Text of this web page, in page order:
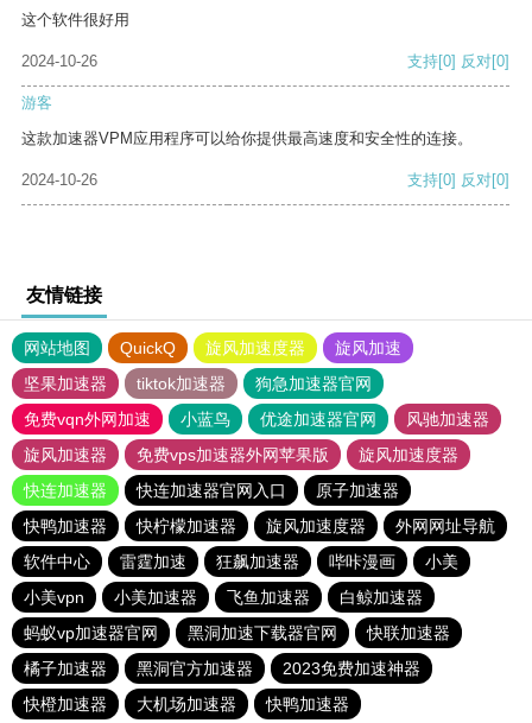
这个软件很好用
2024-10-26 支持[0] 反对[0]
游客
这款加速器VPM应用程序可以给你提供最高速度和安全性的连接。
2024-10-26 支持[0] 反对[0]
友情链接
网站地图 QuickQ 旋风加速度器
旋风加速
坚果加速器
tiktok加速器
狗急加速器官网
免费vqn外网加速
小蓝鸟 优途加速器官网
风驰加速器
旋风加速器
免费vps加速器外网苹果版
旋风加速度器
快连加速器
快连加速器官网入口
原子加速器
快鸭加速器
快柠檬加速器 旋风加速度器
外网网址导航
软件中心
雷霆加速 狂飙加速器 哔咔漫画
小美
小美vpn
小美加速器 飞鱼加速器
白鲸加速器
蚂蚁vp加速器官网
黑洞加速下载器官网
快联加速器
橘子加速器
黑洞官方加速器
2023免费加速神器
快橙加速器
大机场加速器
快鸭加速器